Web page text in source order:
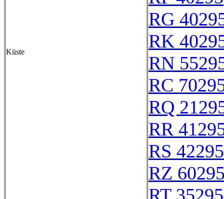
Küste
RG
RK
RN
RC
RQ
RR
RS 42295
RZ